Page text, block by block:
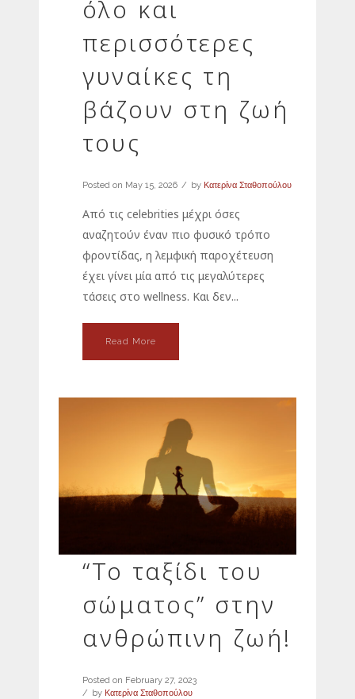
όλο και
περισσότερες
γυναίκες τη
βάζουν στη ζωή
τους
Posted on May 15, 2026 by Κατερίνα Σταθοπούλου
Από τις celebrities μέχρι όσες
αναζητούν έναν πιο φυσικό τρόπο
φροντίδας, η λεμφική παροχέτευση
έχει γίνει μία από τις μεγαλύτερες
τάσεις στο wellness. Και δεν...
Read More
“Το ταξίδι του
σώματος” στην
ανθρώπινη ζωή!
Posted on February 27, 2023
by Κατερίνα Σταθοπούλου